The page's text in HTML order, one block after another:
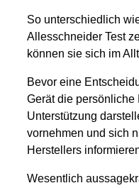
So unterschiedlich
Allesschneider Test
können sie sich im
Bevor eine
Gerät die persönliche
Unterstützung
vornehmen und sich
Herstellers
Wesentlich